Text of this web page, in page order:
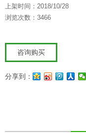
上架时间：2018/10/28
浏览次数：3466
咨询购买
分享到：